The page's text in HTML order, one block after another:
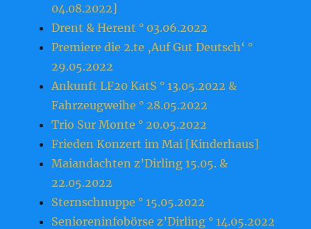
04.08.2022]
Drent & Herent ° 03.06.2022
Premiere die 2.te ‚Auf Gut Deutsch‘ °
29.05.2022
Ankunft LF20 KatS ° 13.05.2022 &
Fahrzeugweihe ° 28.05.2022
Trio Sur Monte ° 20.05.2022
Frieden Konzert im Mai [Kinderhaus]
Maiandachten z’Dirling 15.05. &
22.05.2022
Sternschnuppe ° 15.05.2022
Senioreninfobörse z’Dirling ° 14.05.2022